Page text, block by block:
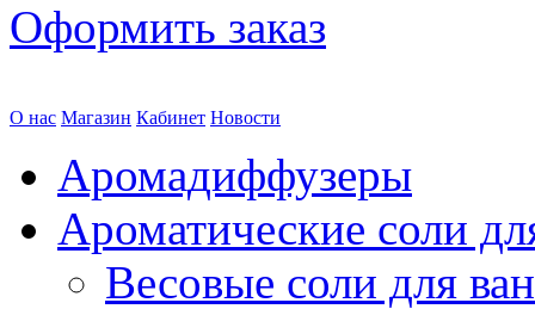
Оформить заказ
О нас Магазин Кабинет Новости
Аромадиффузеры
Ароматические соли
Весовые соли для